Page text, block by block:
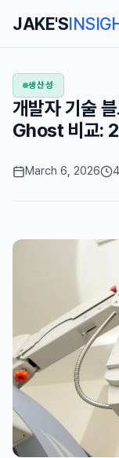
JAKE'S
생산성
개발자 기술
Ghost 비교:
March 6, 2026